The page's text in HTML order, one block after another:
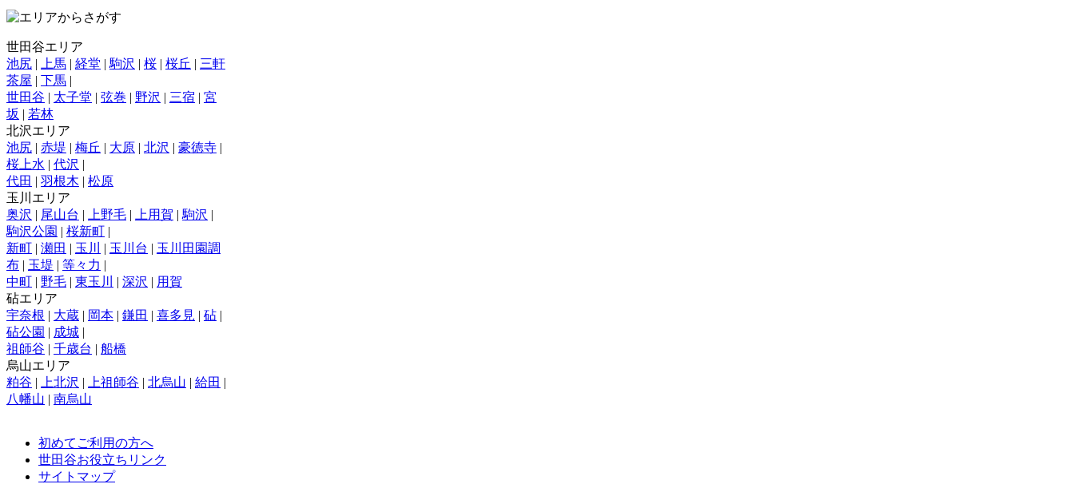
世田谷エリア
池尻 | 上馬 | 経堂 | 駒沢 | 桜 | 桜丘 | 三軒
茶屋 | 下馬 |
世田谷 | 太子堂 | 弦巻 | 野沢 | 三宿 | 宮
坂 | 若林
北沢エリア
池尻 | 赤堤 | 梅丘 | 大原 | 北沢 | 豪徳寺 |
桜上水 | 代沢 |
代田 | 羽根木 | 松原
玉川エリア
奥沢 | 尾山台 | 上野毛 | 上用賀 | 駒沢 |
駒沢公園 | 桜新町 |
新町 | 瀬田 | 玉川 | 玉川台 | 玉川田園調
布 | 玉堤 | 等々力 |
中町 | 野毛 | 東玉川 | 深沢 | 用賀
砧エリア
宇奈根 | 大蔵 | 岡本 | 鎌田 | 喜多見 | 砧 |
砧公園 | 成城 |
祖師谷 | 千歳台 | 船橋
烏山エリア
粕谷 | 上北沢 | 上祖師谷 | 北烏山 | 給田 |
八幡山 | 南烏山
初めてご利用の方へ
世田谷お役立ちリンク
サイトマップ